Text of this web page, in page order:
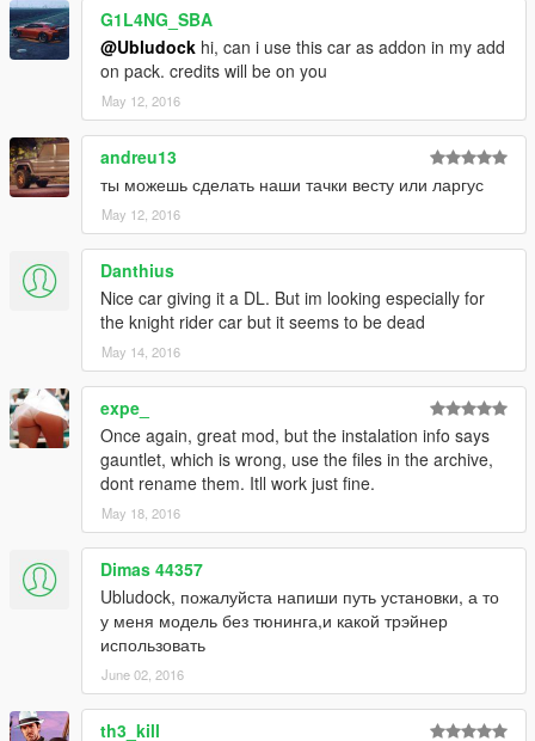
G1L4NG_SBA
@Ubludock hi, can i use this car as addon in my add
on pack. credits will be on you
May 12, 2016
andreu13
ты можешь сделать наши тачки весту или ларгус
May 12, 2016
Danthius
Nice car giving it a DL. But im looking especially for
the knight rider car but it seems to be dead
May 14, 2016
expe_
Once again, great mod, but the instalation info says
gauntlet, which is wrong, use the files in the archive,
dont rename them. Itll work just fine.
May 18, 2016
Dimas 44357
Ubludock, пожалуйста напиши путь установки, а то
у меня модель без тюнинга,и какой трэйнер
использовать
June 02, 2016
th3_kill